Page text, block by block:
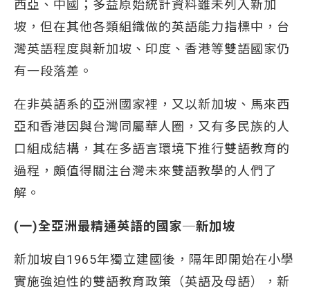
西亞、中國；多益原始統計資料雖未列入新加
坡，但在其他各類組織做的英語能力指標中，台
灣英語程度與新加坡、印度、香港等雙語國家仍
有一段落差。
在非英語系的亞洲國家裡，又以新加坡、馬來西
亞和香港因與台灣同屬華人圈，又有多民族的人
口組成結構，其在多語言環境下推行雙語教育的
過程，頗值得關注台灣未來雙語教學的人們了
解。
(一)全亞洲最精通英語的國家─新加坡
新加坡自1965年獨立建國後，隔年即開始在小學
實施強迫性的雙語教育政策（英語及母語），新